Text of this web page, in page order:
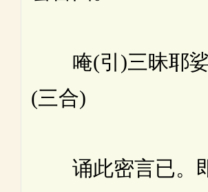
唵(引)三昧耶娑
(三合)
诵此密言已。